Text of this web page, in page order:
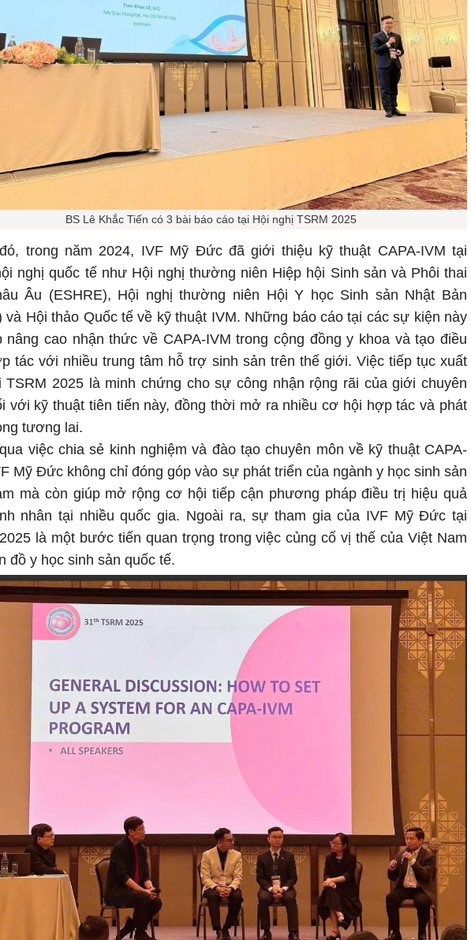
BS Lê Khắc Tiến có 3 bài báo cáo tại Hội nghị TSRM 2025
trong năm 2024, IVF Mỹ Đức đã giới thiệu kỹ thuật CAPA-IVM tại
nghị quốc tế như Hội nghị thường niên Hiệp hội Sinh sản và Phôi thai
Âu (ESHRE), Hội nghị thường niên Hội Y học Sinh sản Nhật Bản
và Hội thảo Quốc tế về kỹ thuật IVM. Những báo cáo tại các sự kiện này
nâng cao nhận thức về CAPA-IVM trong cộng đồng y khoa và tạo điều
tác với nhiều trung tâm hỗ trợ sinh sản trên thế giới. Việc tiếp tục xuất
TSRM 2025 là minh chứng cho sự công nhận rộng rãi của giới chuyên
với kỹ thuật tiên tiến này, đồng thời mở ra nhiều cơ hội hợp tác và phát
tương lai.
việc chia sẻ kinh nghiệm và đào tạo chuyên môn về kỹ thuật CAPA-
Mỹ Đức không chỉ đóng góp vào sự phát triển của ngành y học sinh sản
mà còn giúp mở rộng cơ hội tiếp cận phương pháp điều trị hiệu quả
nhân tại nhiều quốc gia. Ngoài ra, sự tham gia của IVF Mỹ Đức tại
là một bước tiến quan trọng trong việc củng cố vị thế của Việt Nam
đồ y học sinh sản quốc tế.